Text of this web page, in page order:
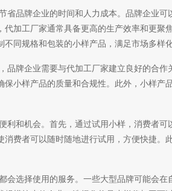
省品牌企业的时间和人力成本。品牌企业
加工厂家通常具备更高的生产效率和更聚
同规格和包装的小样产品，满足市场多样化
牌企业需要与代加工厂家建立良好的合作
小样产品的质量和合规性。此外，小样产
利和机会。首先，通过试用小样，消费者可
费者可以随时随地进行试用，方便快捷。
会选择使用的服务。一些大型品牌可能会